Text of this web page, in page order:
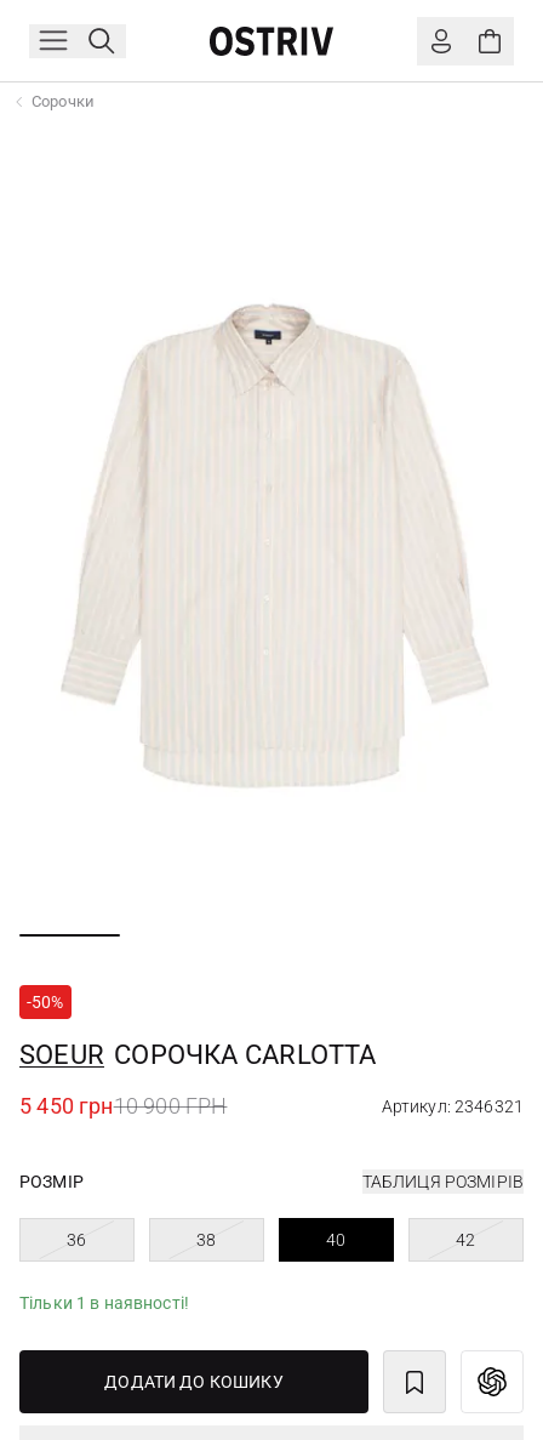
Сорочки
-50%
SOEUR СОРОЧКА CARLOTTA
5 450 грн10 900 ГРН Артикул: 2346321
РОЗМІР ТАБЛИЦЯ РОЗМІРІВ
36 38 40 42
Тільки 1 в наявності!
ДОДАТИ ДО КОШИКУ